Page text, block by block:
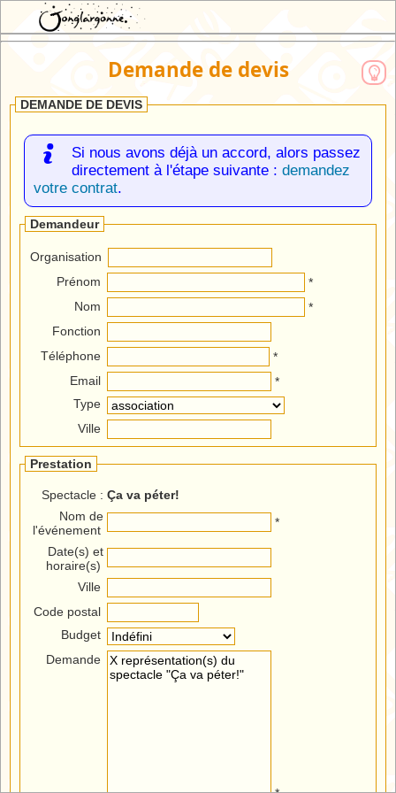
JEX : Jonglargonne EXtranet
Demande de devis
DEMANDE DE DEVIS
Si nous avons déjà un accord, alors passez
directement à l'étape suivante :demandez
votre contrat.
Demandeur
Organisation
Prénom
*
Nom
*
Fonction
Téléphone
*
Email
*
Type
Ville
Prestation
Spectacle : Ça va péter!
Nom de
l'événement
*
Date(s) et
horaire(s)
Ville
Code postal
Budget
Demande